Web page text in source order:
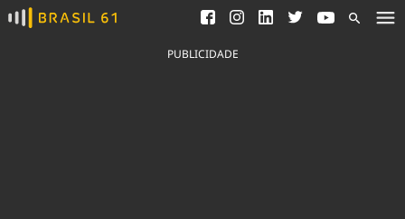
Ver todas as notícias
Saneamento
Indicadores
PUBLICIDADE